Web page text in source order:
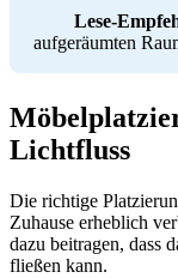
Lese-
aufgeräumten
Lichtfluss
Die richtige
Zuhause erheblich
dazu beitragen, dass
fließen kann.